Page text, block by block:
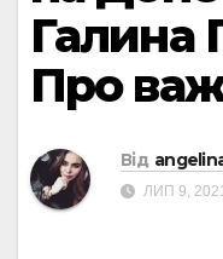
Галина
Про
Від
ЛИП 9,